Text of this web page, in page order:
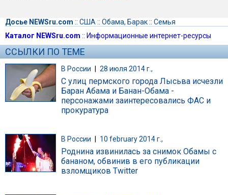
Досье NEWSru.com :: США :: Обама, Барак:: Семья
Каталог NEWSru.com :: Информационные интернет-ресурсы
ССЫЛКИ ПО ТЕМЕ
В России | 28 июля 2014 г.,
С улиц пермского города Лысьва исчезли
Баран Абама и Банан-Обама -
персонажами заинтересовались ФАС и
прокуратура
В России 10 february 2014 г.,
Роднина извинилась за снимок Обамы с
бананом, обвинив в его публикации
взломщиков Twitter